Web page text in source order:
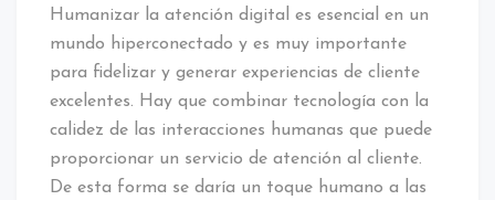
Humanizar la atención digital es esencial en un
mundo hiperconectado y es muy importante
para fidelizar y generar experiencias de cliente
excelentes. Hay que combinar tecnología con la
calidez de las interacciones humanas que puede
proporcionar un servicio de atención al cliente.
De esta forma se daría un toque humano a las